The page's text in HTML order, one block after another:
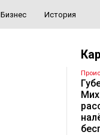
Бизнес История